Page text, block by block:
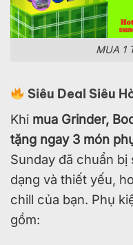
MUA 1
Siêu Deal Siêu
Khi mua Grinder,
tặng ngay 3 món
Sunday đã chuẩn bị
dạng và thiết yếu,
chill của bạn. Phụ
gồm: